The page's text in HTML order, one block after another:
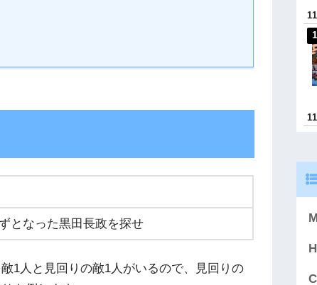
となった黒田長政を探せ
1人と見回りの敵1人がいるので、見回りの